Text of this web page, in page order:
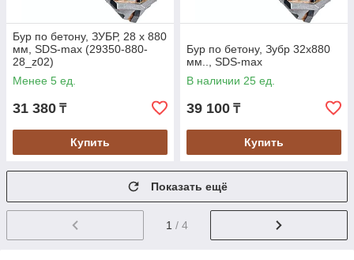
Бур по бетону, ЗУБР, 28 х 880
мм, SDS-max (29350-880-
28_z02)
Менее 5 ед.
31 380 ₸
Купить
Бур по бетону, Зубр 32х880
мм.., SDS-max
В наличии 25 ед.
39 100 ₸
Купить
Показать ещё
1 / 4